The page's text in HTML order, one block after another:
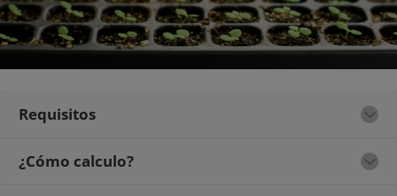
Requisitos
¿Cómo calculo?